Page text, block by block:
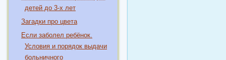
детей до 3-х лет
Загадки про цвета
Если заболел ребёнок.
Условия и порядок выдачи
больничного